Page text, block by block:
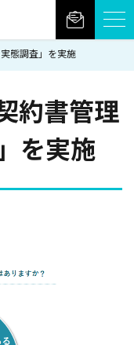
態調査」を実施
約書管理
を実施